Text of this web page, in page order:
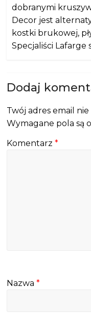
dobranymi
Decor jest
kostki brukowej,
Specjaliści Lafarge
Dodaj
Twój adres email
Wymagane pola są
Komentarz*
Nazwa*